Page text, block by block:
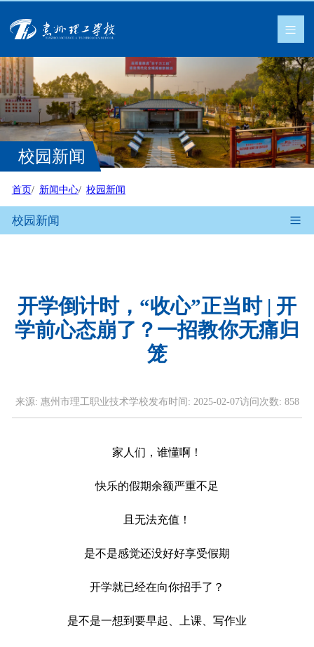
校园新闻
首页 新闻中心 校园新闻
校园新闻
开学倒计时，“收心”正当时 | 开
学前心态崩了？一招教你无痛归
笼
来源: 惠州市理工职业技术学校发布时间: 2025-02-07访问次数: 858
家人们，谁懂啊！
快乐的假期余额严重不足
且无法充值！
是不是感觉还没好好享受假期
开学就已经在向你招手了？
是不是一想到要早起、上课、写作业